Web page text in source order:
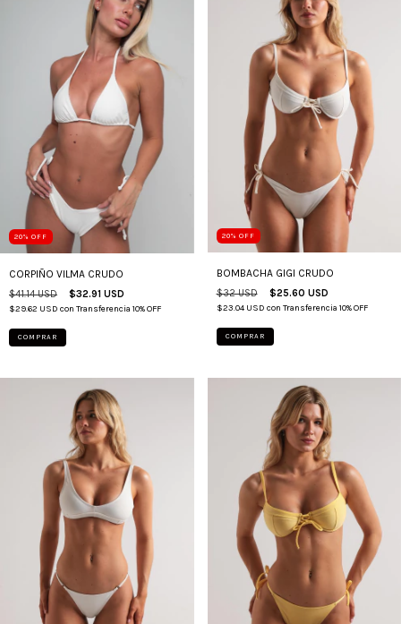
20% OFF
CORPIÑO VILMA CRUDO
$41.14 USD $32.91 USD
$29.62 USD con Transferencia 10% OFF
COMPRAR
20% OFF
BOMBACHA GIGI CRUDO
$32 USD $25.60 USD
$23.04 USD con Transferencia 10% OFF
COMPRAR